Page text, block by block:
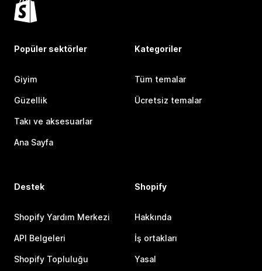
Popüler sektörler
Giyim
Güzellik
Takı ve aksesuarlar
Ana Sayfa
Kategoriler
Tüm temalar
Ücretsiz temalar
Destek
Shopify Yardım Merkezi
API Belgeleri
Shopify Topluluğu
Shopify
Hakkında
İş ortakları
Yasal